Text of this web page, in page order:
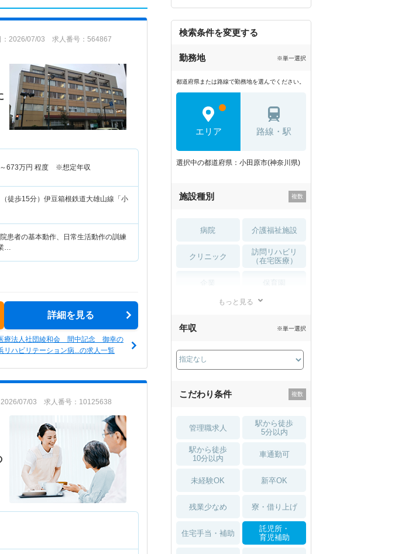
：2026/07/03 求人番号：564867
673万円 程度 ※想定年収
徒歩15分）伊豆箱根鉄道大雄山線「小
患者の基本動作、日常生活動作の訓練
…
詳細を見る
療法人社団綾和会 間中記念 御幸の
リハビリテーション病...の求人一覧
2026/07/03 求人番号：10125638
検索条件を変更する
勤務地 ※単一選択
都道府県または路線で勤務地を選んでください。
エリア 路線・駅
選択中の都道府県：小田原市(神奈川県)
施設種別
病院 介護福祉施設
クリニック
訪問リハビリ
（在宅医療）
薬局・
もっと見る
年収 ※単一選択
こだわり条件
管理職求人
駅から徒歩
5分以内
駅から徒歩
10分以内
車通勤可
未経験OK 新卒OK
残業少なめ 寮・借り上げ
住宅手当・補助
託児所・
育児補助